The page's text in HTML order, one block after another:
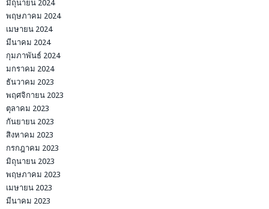
มิถุนายน 2024
พฤษภาคม 2024
เมษายน 2024
มีนาคม 2024
กุมภาพันธ์ 2024
มกราคม 2024
ธันวาคม 2023
พฤศจิกายน 2023
ตุลาคม 2023
กันยายน 2023
สิงหาคม 2023
กรกฎาคม 2023
มิถุนายน 2023
พฤษภาคม 2023
เมษายน 2023
มีนาคม 2023